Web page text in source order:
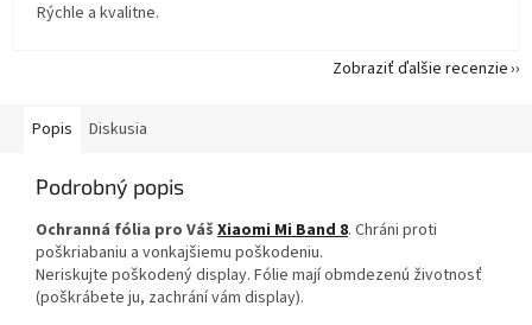
Popis Diskusia
Podrobný popis
Ochranná fólia pro Váš Xiaomi Mi Band 8. Chráni proti
poškriabaniu a vonkajšiemu poškodeniu.
Neriskujte poškodený display. Fólie mají obmdezenú životnosť
(poškrábete ju, zachrání vám display).
Rýchle a kvalitne.
Zobraziť ďalšie recenzie